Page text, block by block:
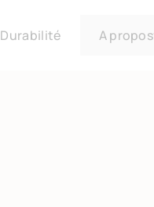
Durabilité A propos